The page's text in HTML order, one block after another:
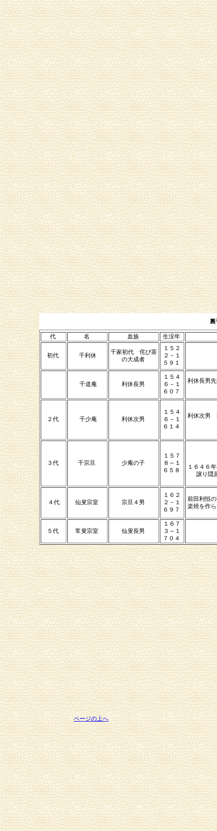
代 名 血族 生没年
初代 千利休
千家初代 侘び茶
の大成者
１５２
２－１
５９１
千道庵 利休長男
１５４
６－１
６０７
利休長男
２代 千少庵 利休次男
１５４
６－１
６１４
利休次男
３代 千宗旦 少庵の子
１５７
８～１
６５８
１６４６
譲り隠
４代 仙叟宗室 宗旦４男
１６２
２－１
６９７
前田利恒
楽焼を作
５代 常叟宗室 仙叟長男
１６７
３～１
７０４
ページの上へ